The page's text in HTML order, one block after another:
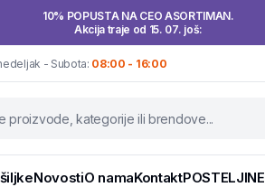
10% POPUSTA NA CEO ASORTIMAN.
Akcija traje od 15. 07. još:
- Subota: 08:00 - 16:00
NovostiO namaKontakt